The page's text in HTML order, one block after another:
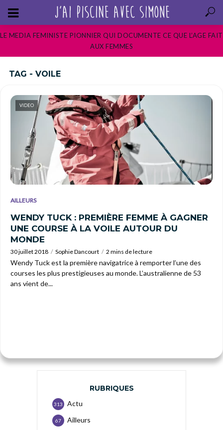
LE MEDIA FEMINISTE PIONNIER QUI DOCUMENTE CE QUE L’AGE FAIT
AUX FEMMES
TAG - VOILE
VIDEO
AILLEURS
WENDY TUCK : PREMIÈRE FEMME À GAGNER
UNE COURSE À LA VOILE AUTOUR DU
MONDE
30 juillet 2018 Sophie Dancourt 2 mins de lecture
Wendy Tuck est la première navigatrice à remporter l’une des
courses les plus prestigieuses au monde. L’australienne de 53
ans vient de...
RUBRIQUES
Actu
313
Ailleurs
67